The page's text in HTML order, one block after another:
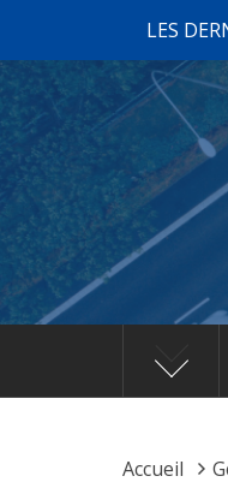
contenu
LES
Accueil